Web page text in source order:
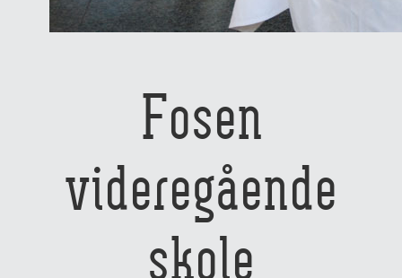
Fosen
videregående
skole